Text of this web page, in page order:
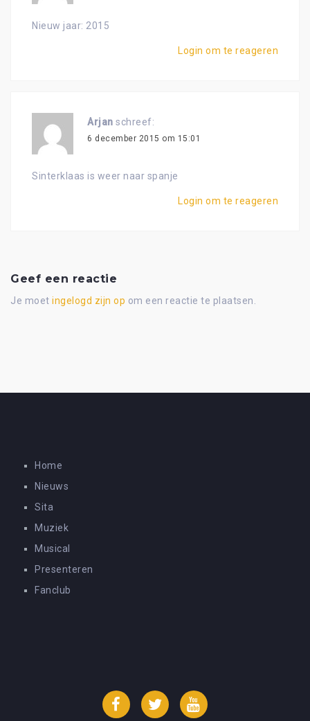
Nieuw jaar: 2015
Login om te reageren
Arjan schreef:
6 december 2015 om 15:01
Sinterklaas is weer naar spanje
Login om te reageren
Geef een reactie
Je moet ingelogd zijn op om een reactie te plaatsen.
Home
Nieuws
Sita
Muziek
Musical
Presenteren
Fanclub
FacebookTwitter YouTube